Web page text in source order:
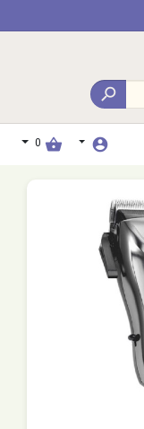

account_circle
shopping_basket
0